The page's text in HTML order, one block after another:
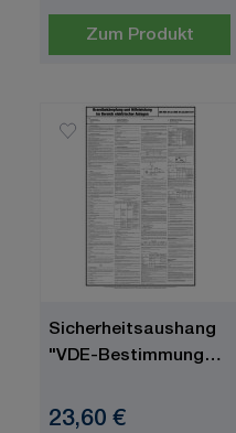
Zum Produkt
Sicherheitsaushang
"VDE-Bestimmungen
Brandbekämpfung im
23,60 €